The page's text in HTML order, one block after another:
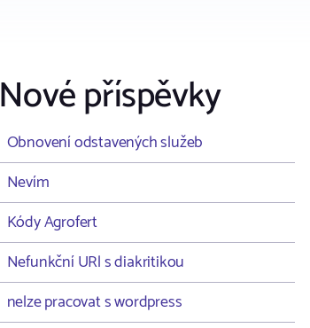
Nové příspěvky
Obnovení odstavených služeb
Nevím
Kódy Agrofert
Nefunkční URl s diakritikou
nelze pracovat s wordpress